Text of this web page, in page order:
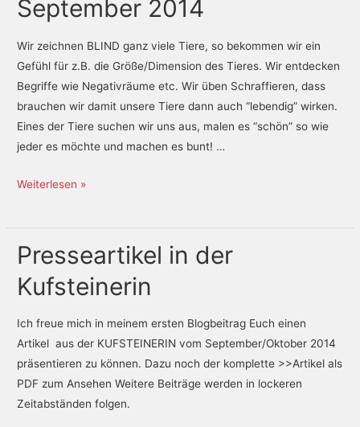
September 2014
Wir zeichnen BLIND ganz viele Tiere, so bekommen wir ein
Gefühl für z.B. die Größe/Dimension des Tieres. Wir entdecken
Begriffe wie Negativräume etc. Wir üben Schraffieren, dass
brauchen wir damit unsere Tiere dann auch “lebendig” wirken.
Eines der Tiere suchen wir uns aus, malen es “schön” so wie
jeder es möchte und machen es bunt! …
September
Weiterlesen »
Presseartikel in der
Kufsteinerin
Ich freue mich in meinem ersten Blogbeitrag Euch einen
Artikel aus der KUFSTEINERIN vom September/Oktober 2014
präsentieren zu können. Dazu noch der komplette >>Artikel als
PDF zum Ansehen Weitere Beiträge werden in lockeren
Zeitabständen folgen.